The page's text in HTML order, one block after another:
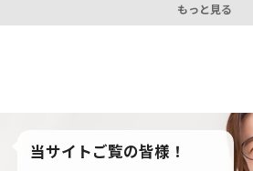
もっと見る
当サイトご覧の皆様！